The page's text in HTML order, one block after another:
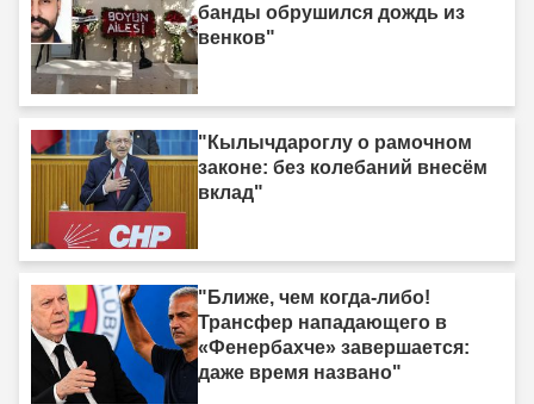
банды обрушился дождь из
венков"
"Кылычдароглу о рамочном
законе: без колебаний внесём
вклад"
"Ближе, чем когда-либо!
Трансфер нападающего в
«Фенербахче» завершается:
даже время названо"